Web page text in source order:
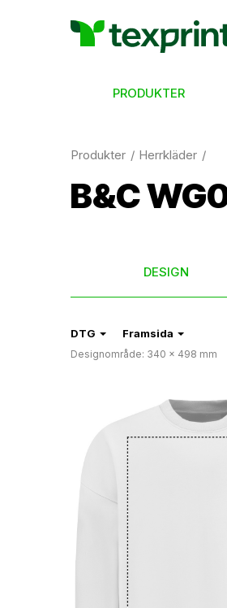
PRODUKTER
Produkter Herrkläder
B&C
DESIGN
DTG Framsida
Designområde: 340 × 498 mm